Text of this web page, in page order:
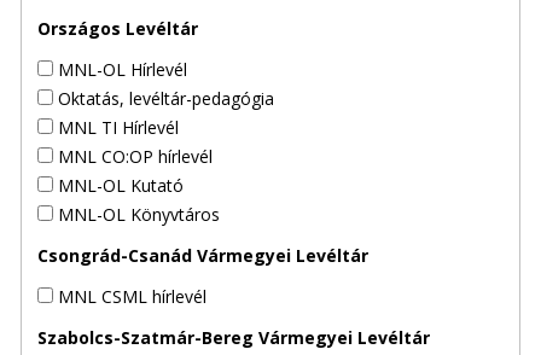
Országos Levéltár
MNL-OL Hírlevél
Oktatás, levéltár-pedagógia
MNL TI Hírlevél
MNL CO:OP hírlevél
MNL-OL Kutató
MNL-OL Könyvtáros
Csongrád-Csanád Vármegyei Levéltár
MNL CSML hírlevél
Szabolcs-Szatmár-Bereg Vármegyei Levéltár